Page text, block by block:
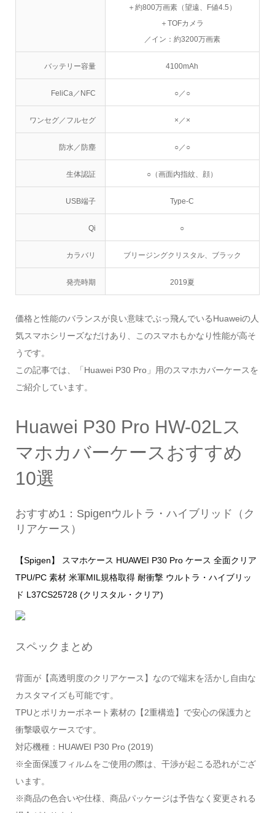
＋約800万画素（望遠、F値4.5）
＋TOFカメラ
／イン：約3200万画素
バッテリー容量 4100mAh
FeliCa／NFC ○／○
ワンセグ／フルセグ ×／×
防水／防塵 ○／○
生体認証 ○（画面内指紋、顔）
USB端子 Type-C
Qi ○
カラバリ ブリージングクリスタル、ブラック
発売時期 2019夏
価格と性能のバランスが良い意味でぶっ飛んでいるHuaweiの人
気スマホシリーズなだけあり、このスマホもかなり性能が高そ
うです。
この記事では、「Huawei P30 Pro」用のスマホカバーケースを
ご紹介しています。
Huawei P30 Pro HW-02Lス
マホカバーケースおすすめ
10選
おすすめ1：Spigenウルトラ・ハイブリッド（ク
リアケース）
【Spigen】 スマホケース HUAWEI P30 Pro ケース 全面クリア
TPU/PC 素材 米軍MIL規格取得 耐衝撃 ウルトラ・ハイブリッ
ド L37CS25728 (クリスタル・クリア)
スペックまとめ
背面が【高透明度のクリアケース】なので端末を活かし自由な
カスタマイズも可能です。
TPUとポリカーボネート素材の【2重構造】で安心の保護力と
衝撃吸収ケースです。
対応機種：HUAWEI P30 Pro (2019)
※全面保護フィルムをご使用の際は、干渉が起こる恐れがござ
います。
※商品の色合いや仕様、商品パッケージは予告なく変更される